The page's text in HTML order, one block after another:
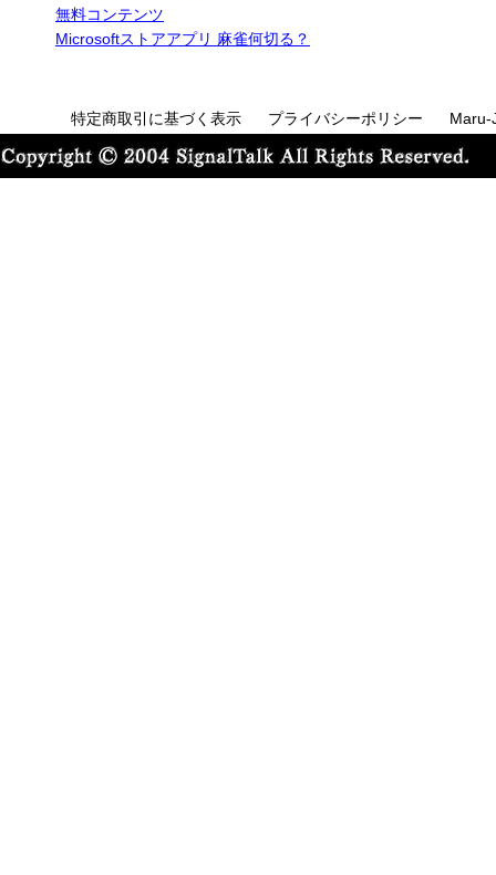
無料コンテンツ
Microsoftストアアプリ 麻雀何切る？
特定商取引に基づく表示 プライバシーポリシー Maru-